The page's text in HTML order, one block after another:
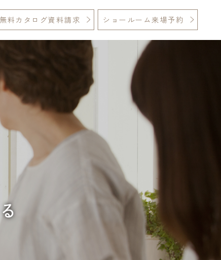
無料カタログ資料請求 ショールーム来場予約